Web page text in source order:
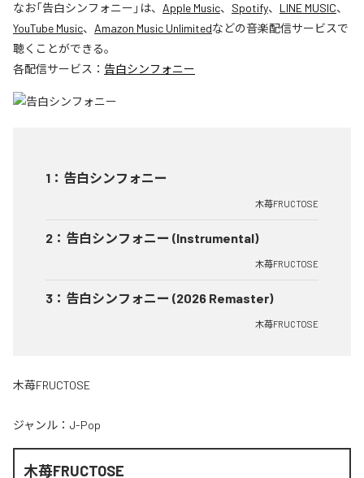
なお「告白シンフォニー 」は、 Apple Music、 Spotify、 LINE MUSIC、
YouTube Music、 Amazon Music Unlimitedなどの音楽配信サービスで
聴くことができる。
各配信サービス： 告白シンフォニー
1 ： 告白シンフォニー
木苺FRUCTOSE
2 ： 告白シンフォニー (Instrumental)
木苺FRUCTOSE
3 ： 告白シンフォニー (2026 Remaster)
木苺FRUCTOSE
木苺FRUCTOSE
ジャンル： J-Pop
木苺FRUCTOSE